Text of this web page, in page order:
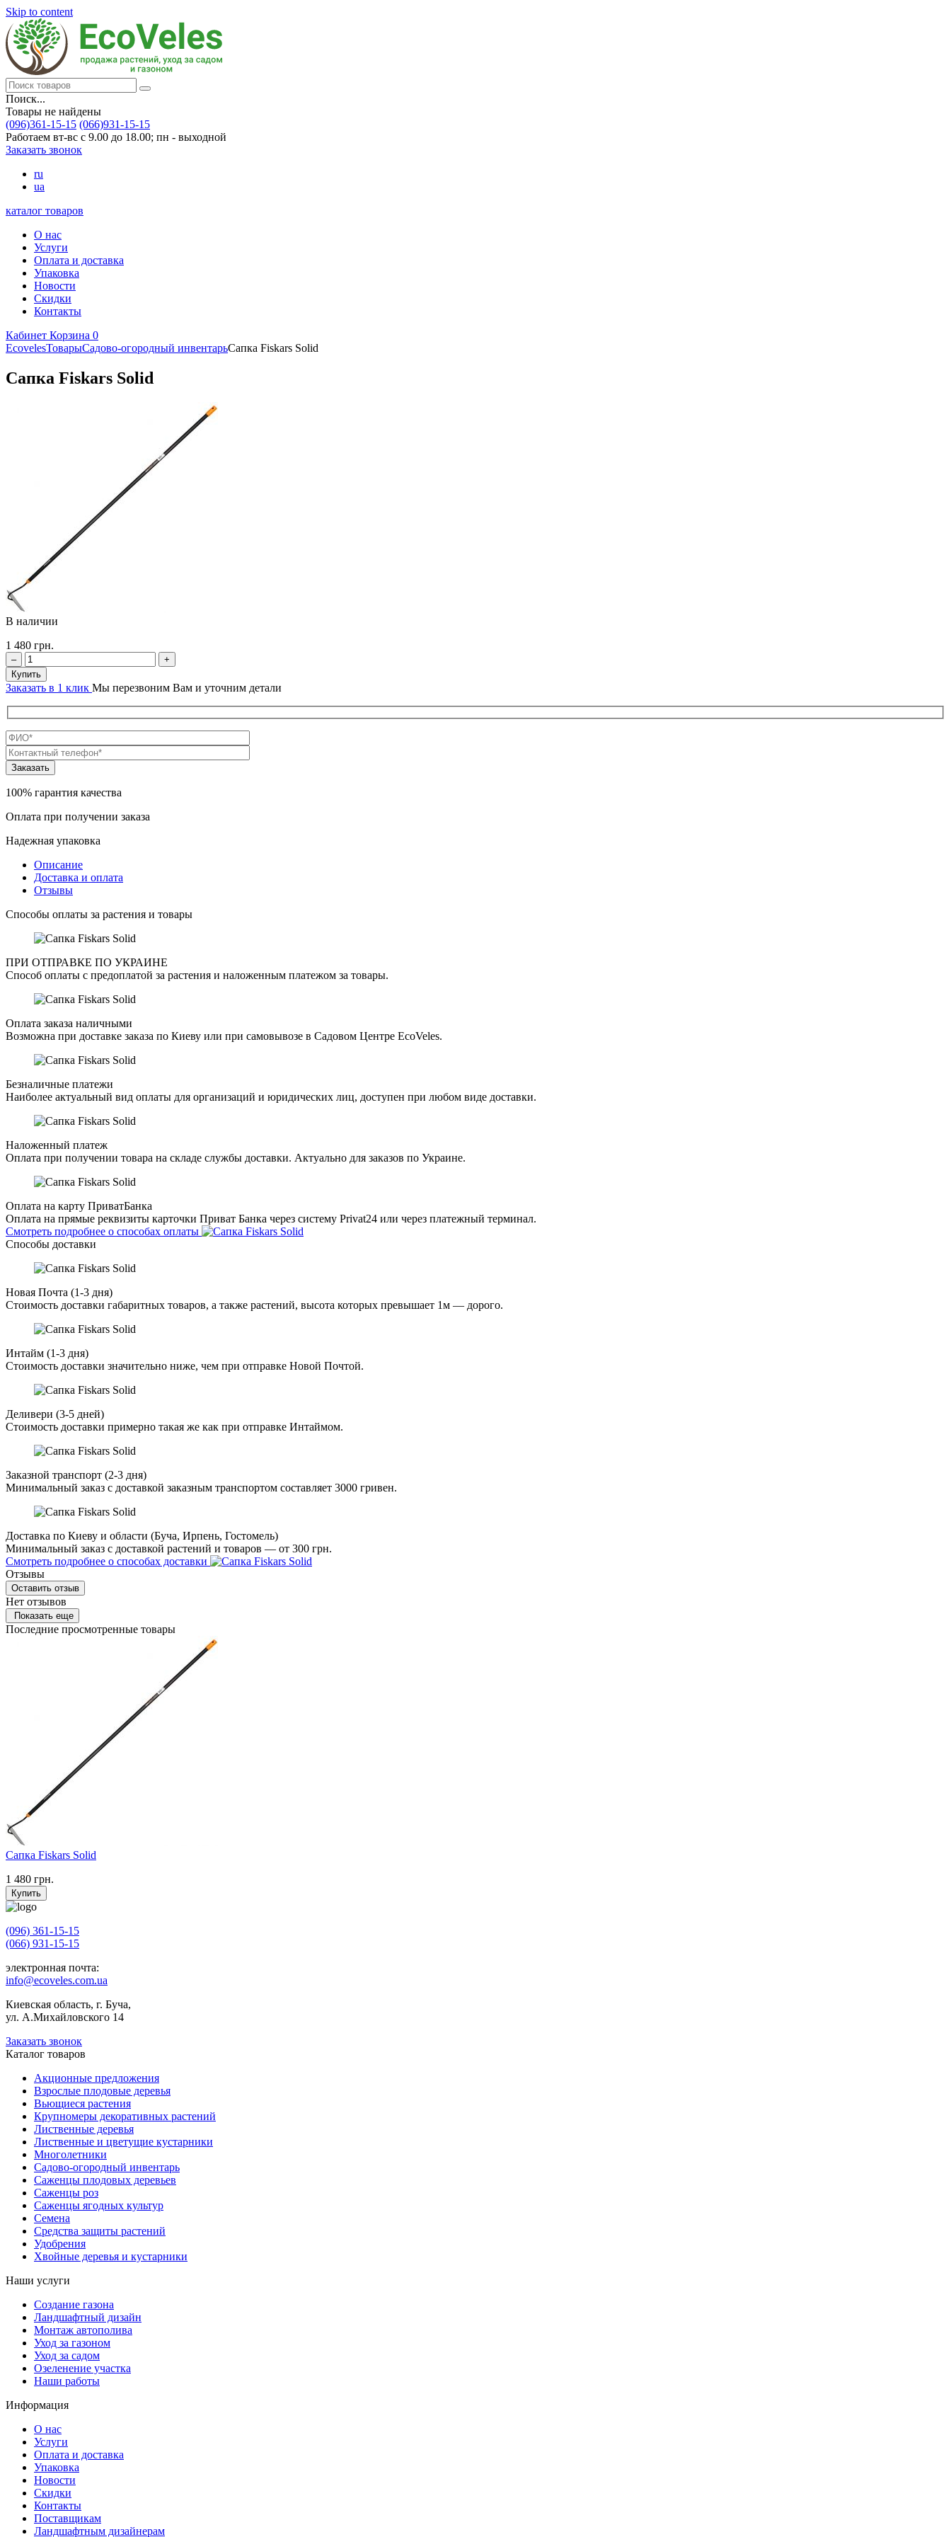
Skip to content
Поиск...
Товары не найдены
(096)361-15-15 (066)931-15-15
Работаем вт-вс с 9.00 до 18.00; пн - выходной
Заказать звонок
ru
ua
каталог товаров
О нас
Услуги
Оплата и доставка
Упаковка
Новости
Скидки
Контакты
Кабинет Корзина 0
EcovelesТоварыСадово-огородный инвентарьСапка Fiskars Solid
Сапка Fiskars Solid
В наличии
1 480 грн.
–
+
Купить
Заказать в 1 клик Мы перезвоним Вам и уточним детали
100% гарантия качества
Оплата при получении заказа
Надежная упаковка
Описание
Доставка и оплата
Отзывы
Способы оплаты за растения и товары
ПРИ ОТПРАВКЕ ПО УКРАИНЕ
Способ оплаты с предоплатой за растения и наложенным платежом за товары.
Оплата заказа наличными
Возможна при доставке заказа по Киеву или при самовывозе в Садовом Центре EcoVeles.
Безналичные платежи
Наиболее актуальный вид оплаты для организаций и юридических лиц, доступен при любом виде доставки.
Наложенный платеж
Оплата при получении товара на складе службы доставки. Актуально для заказов по Украине.
Оплата на карту ПриватБанка
Оплата на прямые реквизиты карточки Приват Банка через систему Privat24 или через платежный терминал.
Смотреть подробнее о способах оплаты
Способы доставки
Новая Почта (1-3 дня)
Стоимость доставки габаритных товаров, а также растений, высота которых превышает 1м — дорого.
Интайм (1-3 дня)
Стоимость доставки значительно ниже, чем при отправке Новой Почтой.
Деливери (3-5 дней)
Стоимость доставки примерно такая же как при отправке Интаймом.
Заказной транспорт (2-3 дня)
Минимальный заказ с доставкой заказным транспортом составляет 3000 гривен.
Доставка по Киеву и области (Буча, Ирпень, Гостомель)
Минимальный заказ с доставкой растений и товаров — от 300 грн.
Смотреть подробнее о способах доставки
Отзывы
Оставить отзыв
Нет отзывов
Показать еще
Последние просмотренные товары
Сапка Fiskars Solid
1 480 грн.
Купить
(096) 361-15-15
(066) 931-15-15
электронная почта:
info@ecoveles.com.ua
Киевская область, г. Буча,
ул. А.Михайловского 14
Заказать звонок
Каталог товаров
Акционные предложения
Взрослые плодовые деревья
Вьющиеся растения
Крупномеры декоративных растений
Лиственные деревья
Лиственные и цветущие кустарники
Многолетники
Садово-огородный инвентарь
Саженцы плодовых деревьев
Саженцы роз
Саженцы ягодных культур
Семена
Средства защиты растений
Удобрения
Хвойные деревья и кустарники
Наши услуги
Создание газона
Ландшафтный дизайн
Монтаж автополива
Уход за газоном
Уход за садом
Озеленение участка
Наши работы
Информация
О нас
Услуги
Оплата и доставка
Упаковка
Новости
Скидки
Контакты
Поставщикам
Ландшафтным дизайнерам